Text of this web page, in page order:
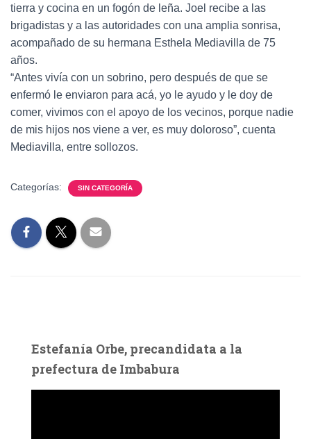
tierra y cocina en un fogón de leña. Joel recibe a las
brigadistas y a las autoridades con una amplia sonrisa,
acompañado de su hermana Esthela Mediavilla de 75
años.
“Antes vivía con un sobrino, pero después de que se
enfermó le enviaron para acá, yo le ayudo y le doy de
comer, vivimos con el apoyo de los vecinos, porque nadie
de mis hijos nos viene a ver, es muy doloroso”, cuenta
Mediavilla, entre sollozos.
Categorías: SIN CATEGORÍA
Estefanía Orbe, precandidata a la
prefectura de Imbabura